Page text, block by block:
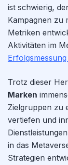
ist schwierig,
Kampagnen zu
Metriken
Aktivitäten im
Trotz dieser
Marken
Zielgruppen zu
vertiefen und
in das
Strategien